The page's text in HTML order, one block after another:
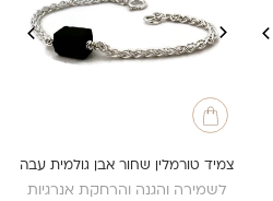
צמיד טורמלין שחור אבן גולמית עבה
לשמירה והגנה והרחקת אנרגיות